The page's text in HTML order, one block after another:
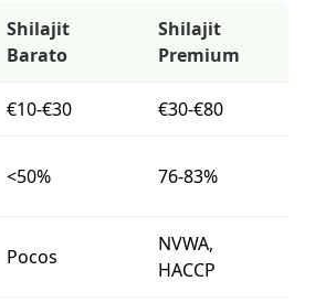
Shilajit
Barato
Shilajit
Premium
€10-€30 €30-€80
<50% 76-83%
Pocos
NVWA,
HACCP